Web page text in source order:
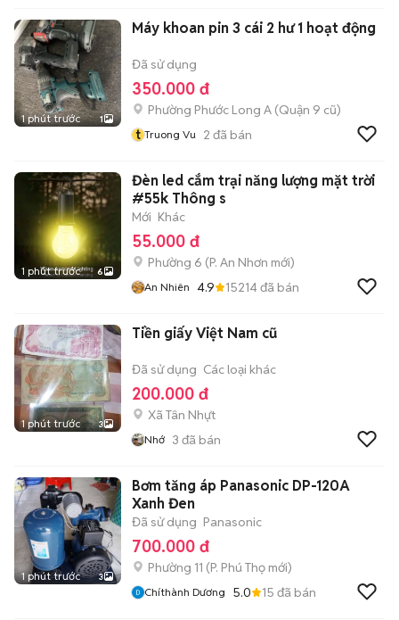
1 phút trước 1
Máy khoan pin 3 cái 2 hư 1 hoạt động
Đã sử dụng
350.000 đ
Phường Phước Long A (Quận 9 cũ)
t Truong Vu 2 đã bán
1 phút trước 6
Đèn led cắm trại năng lượng mặt trời
#55k Thông s
Mới Khác
55.000 đ
Phường 6 (P. An Nhơn mới)
An Nhiên 4.9 15214đã bán
1 phút trước 3
Tiền giấy Việt Nam cũ
Đã sử dụng Các loại khác
200.000 đ
Xã Tân Nhựt
Nhớ 3 đã bán
1 phút trước 3
Bơm tăng áp Panasonic DP-120A
Xanh Đen
Đã sử dụng Panasonic
700.000 đ
Phường 11 (P. Phú Thọ mới)
Chíthành Dương 5.0 15 đã bán